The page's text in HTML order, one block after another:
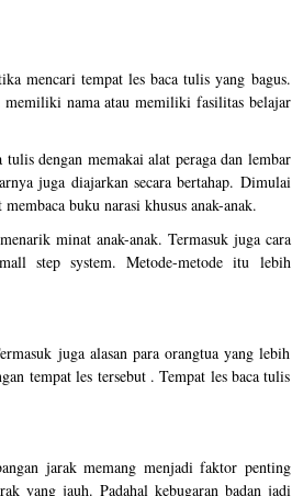
mencari tempat les baca tulis yang bagus.
nama atau memiliki fasilitas belajar
dengan memakai alat peraga dan lembar
juga diajarkan secara bertahap. Dimulai
buku narasi khusus anak-anak.
minat anak-anak. Termasuk juga cara
step system. Metode-metode itu lebih
juga alasan para orangtua yang lebih
tempat les tersebut . Tempat les baca tulis
jarak memang menjadi faktor penting
yang jauh. Padahal kebugaran badan jadi